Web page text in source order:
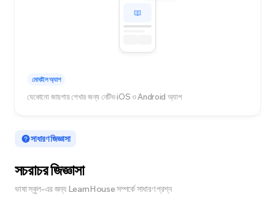
মোবাইল অ্যাপ
যেকোনো জায়গায় শেখার জন্য নেটিভ iOS ও Android অ্যাপ
সাধারণ জিজ্ঞাসা
সচরাচর জিজ্ঞাসা
ভাষা স্কুল-এর জন্য LearnHouse সম্পর্কে সাধারণ প্রশ্ন